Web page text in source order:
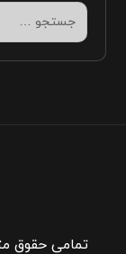
تمامی حقوق